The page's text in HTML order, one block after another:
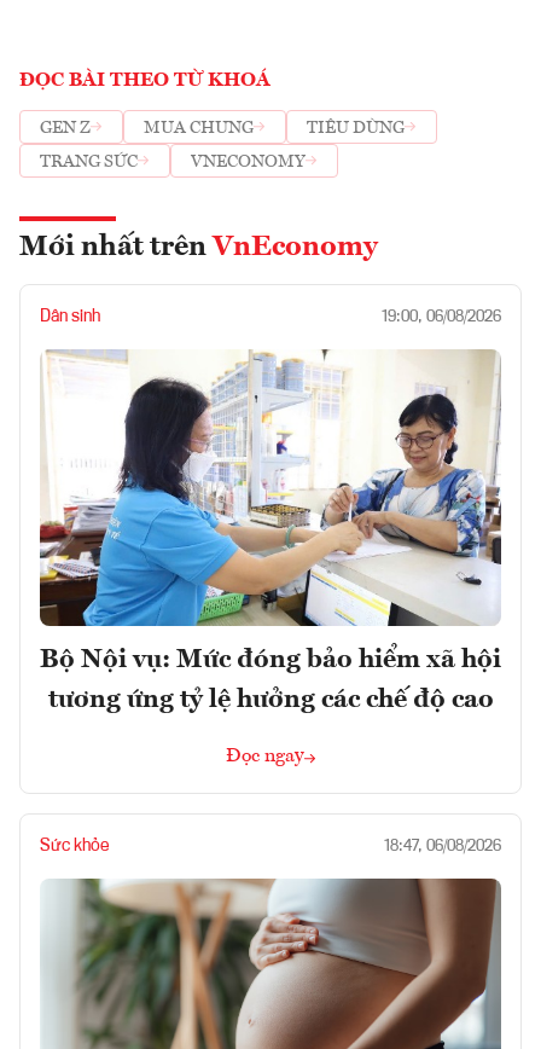
ĐỌC BÀI THEO TỪ KHOÁ
GEN Z MUA CHUNG
TIÊU DÙNG
TRANG SỨC
VNECONOMY
Mới nhất trên VnEconomy
Dân sinh 19:00, 06/08/2026
Bộ Nội vụ: Mức đóng bảo hiểm xã hội
tương ứng tỷ lệ hưởng các chế độ cao
Đọc ngay
Sức khỏe 18:47, 06/08/2026